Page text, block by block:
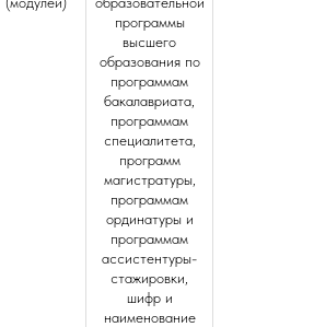
программы
высшего
образования по
программам
бакалавриата,
программам
специалитета,
программ
магистратуры,
программам
ординатуры и
программам
ассистентуры-
стажировки,
шифр и
наименование